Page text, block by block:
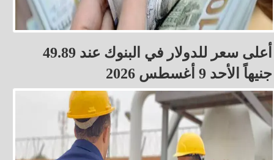
أعلى سعر للدولار في البنوك عند 49.89
جنيهاً الأحد 9 أغسطس 2026